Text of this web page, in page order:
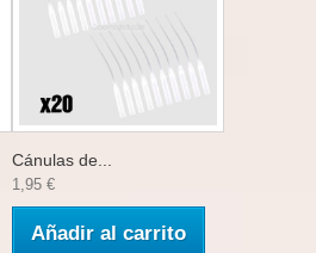
Cánulas de...
1,95 €
Añadir al carrito